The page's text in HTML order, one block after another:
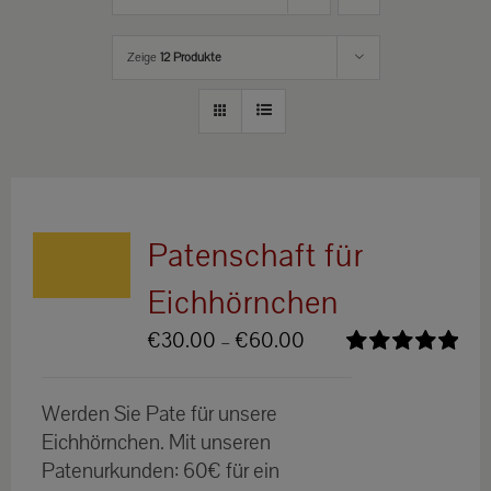
Zeige 12 Produkte
Patenschaft für
Eichhörnchen
€30.00 – €60.00Preisspanne:
Werden Sie Pate für unsere
Eichhörnchen. Mit unseren
Patenurkunden: 60€ für ein